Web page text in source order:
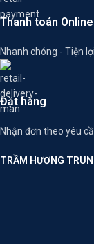
Thanh toán Online
Nhanh chóng - Tiện lợi
Đặt hàng
Nhận đơn theo yêu
TRẦM HƯƠNG